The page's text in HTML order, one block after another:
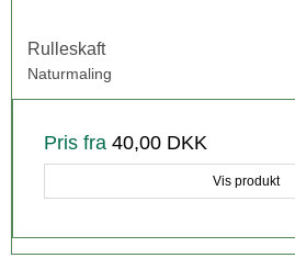
Rulleskaft
Naturmaling
Pris fra 40,00 DKK
Vis produkt